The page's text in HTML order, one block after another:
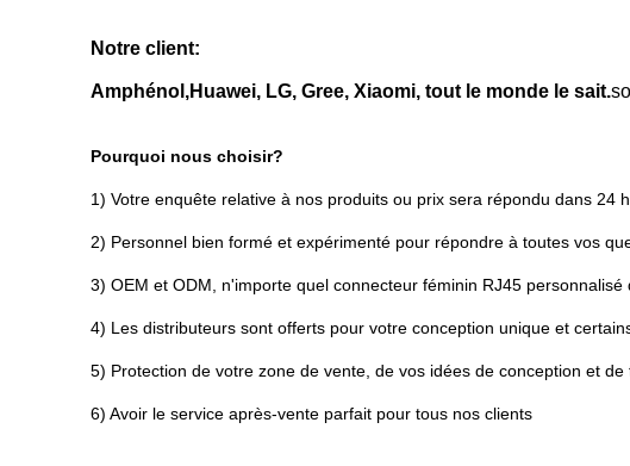
Notre client:
Amphénol,Huawei, LG, Gree, Xiaomi, tout le monde le sait.
Pourquoi nous choisir?
1) Votre enquête relative à nos produits ou prix sera répondu dans 24
2) Personnel bien formé et expérimenté pour répondre à toutes vos
3) OEM et ODM, n'importe quel connecteur féminin RJ45
4) Les distributeurs sont offerts pour votre conception unique et
5) Protection de votre zone de vente, de vos idées de conception et
6) Avoir le service après-vente parfait pour tous nos clients